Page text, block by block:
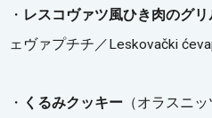
・ レスコヴァツ風ひき肉のグリ
ェヴァプチチ／Leskovački
・ くるみクッキー （オラスニッ